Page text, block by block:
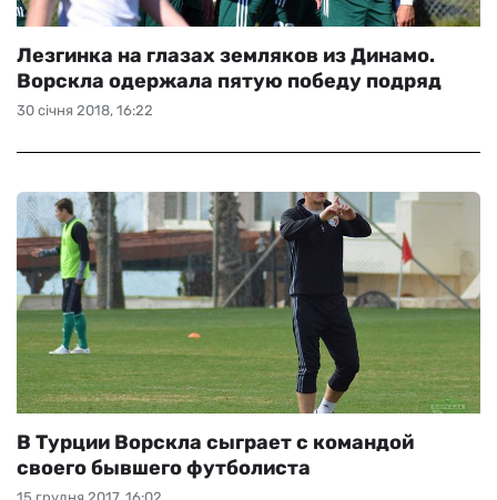
30 січня 2018, 16:22
Лезгинка на глазах земляков из Динамо.
Ворскла одержала пятую победу подряд
В Турции Ворскла сыграет с командой
своего бывшего футболиста